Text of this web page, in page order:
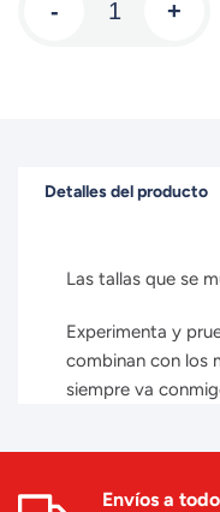
- +
Detalles del producto
Las tallas que se
Experimenta y
combinan con los
siempre va
Envíos a